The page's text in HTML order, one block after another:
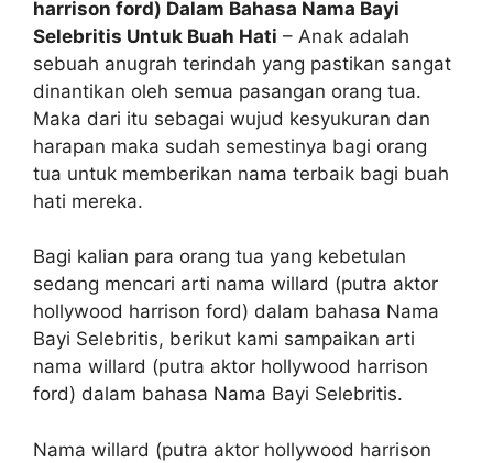
harrison ford) Dalam Bahasa Nama Bayi
Selebritis Untuk Buah Hati – Anak adalah
sebuah anugrah terindah yang pastikan sangat
dinantikan oleh semua pasangan orang tua.
Maka dari itu sebagai wujud kesyukuran dan
harapan maka sudah semestinya bagi orang
tua untuk memberikan nama terbaik bagi buah
hati mereka.
Bagi kalian para orang tua yang kebetulan
sedang mencari arti nama willard (putra aktor
hollywood harrison ford) dalam bahasa Nama
Bayi Selebritis, berikut kami sampaikan arti
nama willard (putra aktor hollywood harrison
ford) dalam bahasa Nama Bayi Selebritis.
Nama willard (putra aktor hollywood harrison